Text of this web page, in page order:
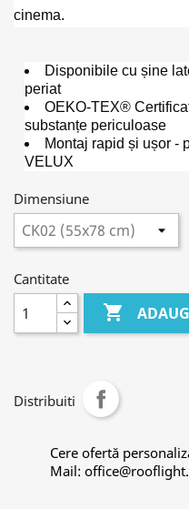
cinema.
Disponibile cu șine
periat
OEKO-TEX®
substanțe periculoase
Montaj rapid și ușor -
VELUX
Dimensiune
Cantitate

Distribuiti
Cere ofertă
Mail: